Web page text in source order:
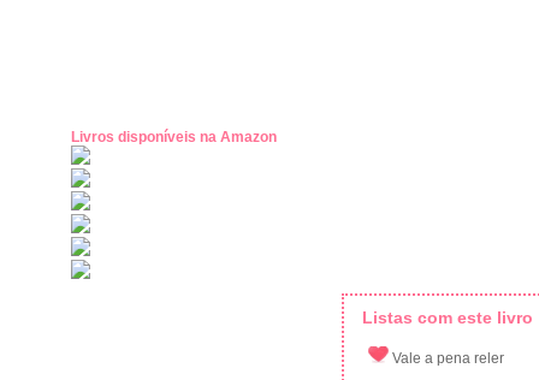
Livros disponíveis na Amazon
Listas com este livro
Vale a pena reler